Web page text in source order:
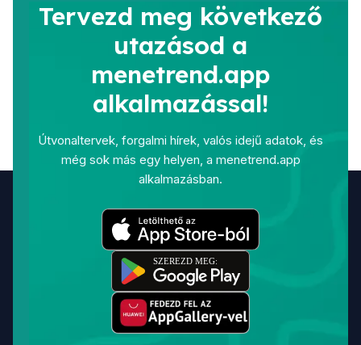
Tervezd meg következő
utazásod a
menetrend.app
alkalmazással!
Útvonaltervek, forgalmi hírek, valós idejű adatok, és
még sok más egy helyen, a menetrend.app
alkalmazásban.